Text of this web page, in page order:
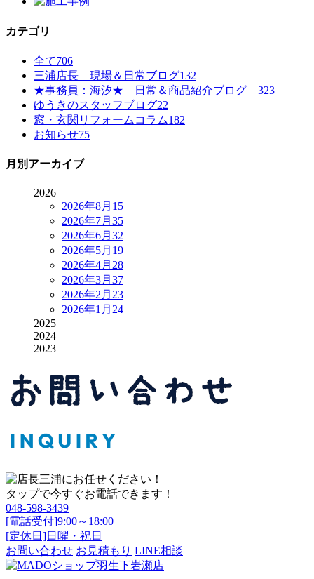
カテゴリ
全て706
三浦店長 現場＆日常ブログ132
★事務員：海汐★ 日常＆商品紹介ブログ 323
ゆうきのスタッフブログ22
窓・玄関リフォームコラム182
お知らせ75
月別アーカイブ
2026
2026年8月 15
2026年7月 35
2026年6月 32
2026年5月 19
2026年4月 28
2026年3月 37
2026年2月 23
2026年1月 24
2025
2024
2023
タップで今すぐお電話できます！
048-598-3439
[電話受付]9:00～18:00
[定休日]日曜・祝日
お問い合わせ お見積もり LINE相談